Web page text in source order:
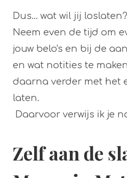
Dus... wat wil jij loslaten?
Neem even de tijd om
jouw belo's en bij de
en wat notities te
daarna verder met het
laten.
Daarvoor verwijs ik je
Zelf aan de